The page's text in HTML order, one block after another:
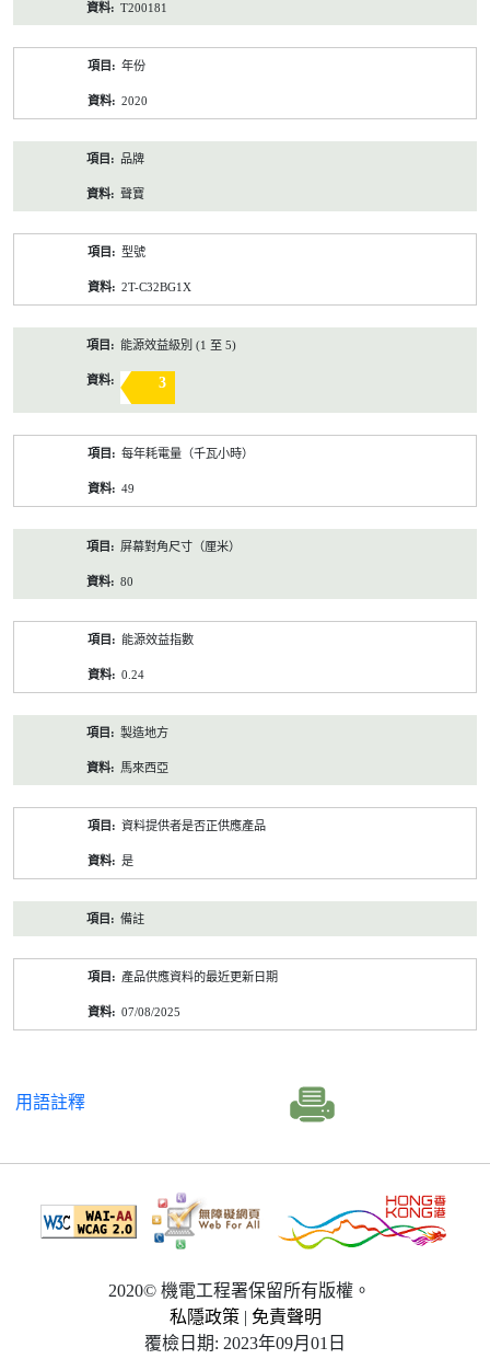
T200181
年份
2020
品牌
聲寶
型號
2T-C32BG1X
能源效益級別 (1 至 5)
3
每年耗電量（千瓦小時）
49
屏幕對角尺寸（厘米）
80
能源效益指數
0.24
製造地方
馬來西亞
資料提供者是否正供應產品
是
備註
產品供應資料的最近更新日期
07/08/2025
用語註釋
2020© 機電工程署保留所有版權。
私隱政策 | 免責聲明
覆檢日期: 2023年09月01日